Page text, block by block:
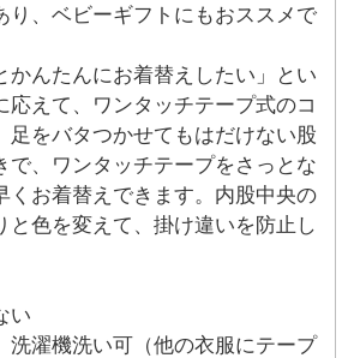
り、ベビーギフトにもおススメで
かんたんにお着替えしたい」とい
応えて、ワンタッチテープ式のコ
足をバタつかせてもはだけない股
で、ワンタッチテープをさっとな
くお着替えできます。内股中央の
と色を変えて、掛け違いを防止し
い
洗濯機洗い可（他の衣服にテープ